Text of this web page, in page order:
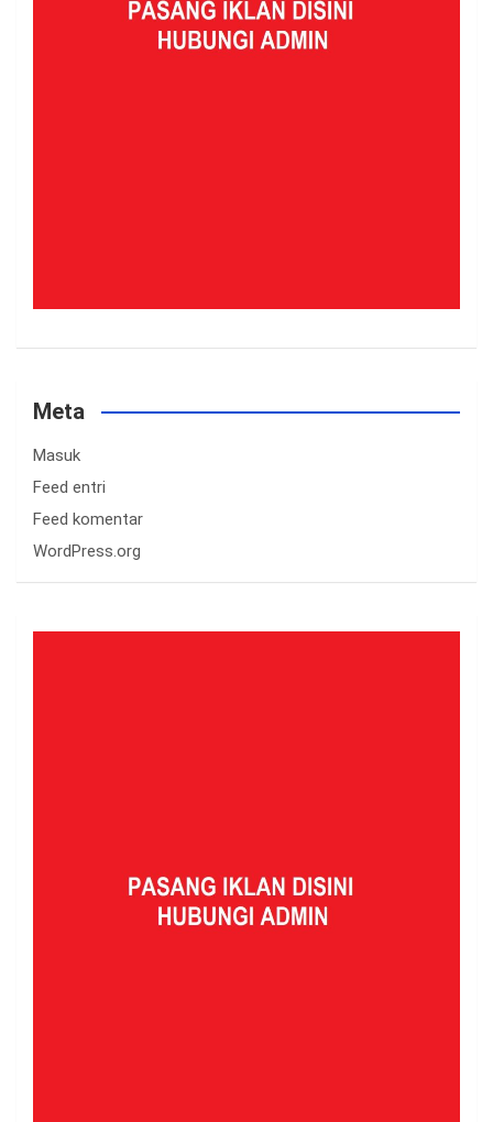
Meta
Masuk
Feed entri
Feed komentar
WordPress.org